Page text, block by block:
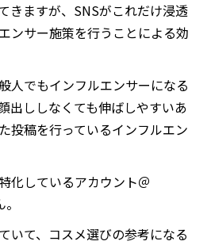
きますが、SNSがこれだけ浸透
ンサー施策を行うことによる効
人でもインフルエンサーになる
出ししなくても伸ばしやすいあ
投稿を行っているインフルエン
化しているアカウント＠
いて、コスメ選びの参考になる